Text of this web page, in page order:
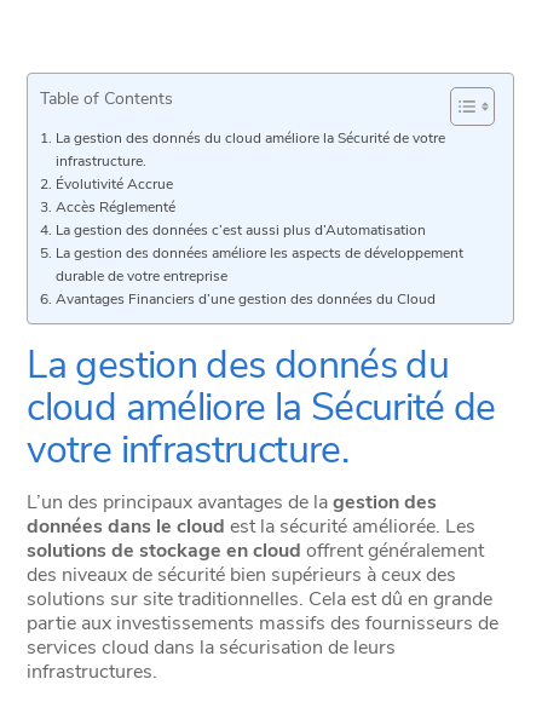
Table of Contents
La gestion des donnés du cloud améliore la Sécurité de votre
infrastructure.
Évolutivité Accrue
Accès Réglementé
La gestion des données c’est aussi plus d’Automatisation
La gestion des données améliore les aspects de développement
durable de votre entreprise
Avantages Financiers d’une gestion des données du Cloud
La gestion des donnés du
cloud améliore la Sécurité de
votre infrastructure.
L’un des principaux avantages de lagestion des
données dans le cloud est la sécurité améliorée. Les
solutions de stockage en cloud offrent généralement
des niveaux de sécurité bien supérieurs à ceux des
solutions sur site traditionnelles. Cela est dû en grande
partie aux investissements massifs des fournisseurs de
services cloud dans la sécurisation de leurs
infrastructures.